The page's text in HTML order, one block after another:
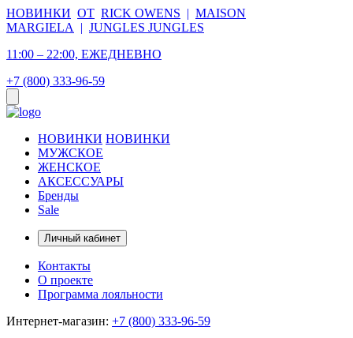
НОВИНКИ ОТ RICK OWENS | MAISON
MARGIELA
| JUNGLES JUNGLES
11:00 – 22:00, ЕЖЕДНЕВНО
+7 (800) 333-96-59
НОВИНКИ НОВИНКИ
МУЖСКОЕ
ЖЕНСКОЕ
АКСЕССУАРЫ
Бренды
Sale
Личный кабинет
Контакты
О проекте
Программа лояльности
Интернет-магазин: +7 (800) 333-96-59